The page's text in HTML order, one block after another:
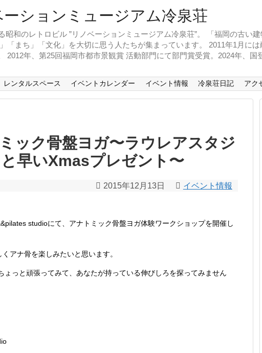
昭和のレトロビル ”リノベーションミュージアム冷泉荘”。 「福岡の古い
「まち」「文化」を大切に思う人たちが集まっています。 2011年1月に
2012年、第25回福岡市都市景観賞 活動部門にて部門賞受賞。2024年、
レンタルスペース イベントカレンダー イベント情報 冷泉荘日記 アク
ック骨盤ヨガ〜ラウレアスタジ
早いXmasプレゼント〜
2015年12月13日 イベント情報
studioにて、アナトミック骨盤ヨガ体験ワークショップを開催し
アナ骨を楽しみたいと思います。
ょっと頑張ってみて、あなたが持っている伸びしろを探ってみません